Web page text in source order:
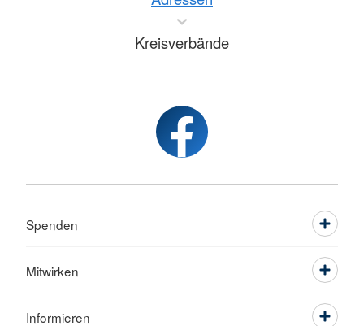
Kreisverbände
Spenden
Mitwirken
Informieren